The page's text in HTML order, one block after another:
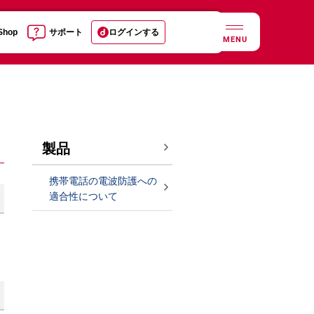
サポート ログインする
MENU
製品
携帯電話の電波防護への
適合性について